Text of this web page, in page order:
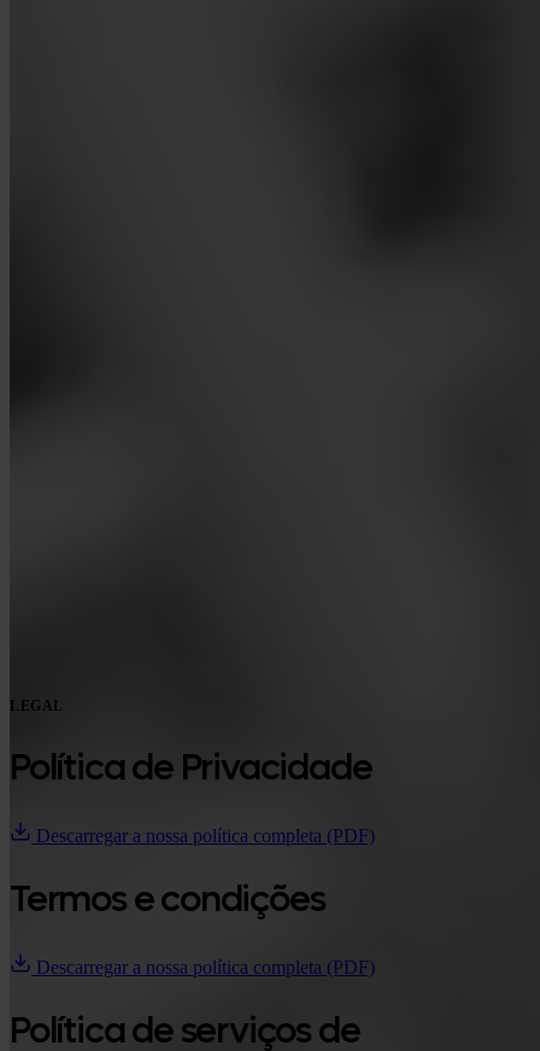
LEGAL
Política de Privacidade
Descarregar a nossa política completa (PDF)
Termos e condições
Descarregar a nossa política completa (PDF)
Política de serviços de